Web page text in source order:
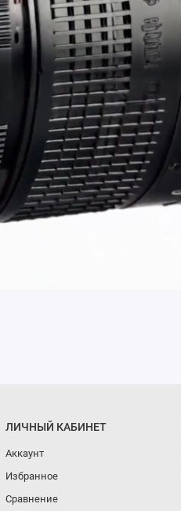
ЛИЧНЫЙ КАБИНЕТ
Аккаунт
Избранное
Сравнение